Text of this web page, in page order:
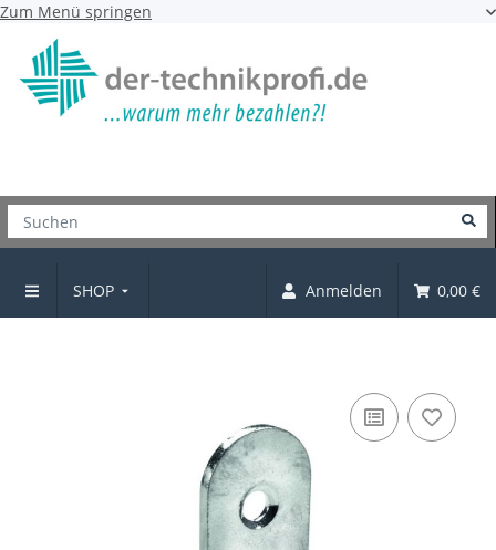
Zum Menü springen
SHOP Anmelden 0,00 €
T-Flachverbinder